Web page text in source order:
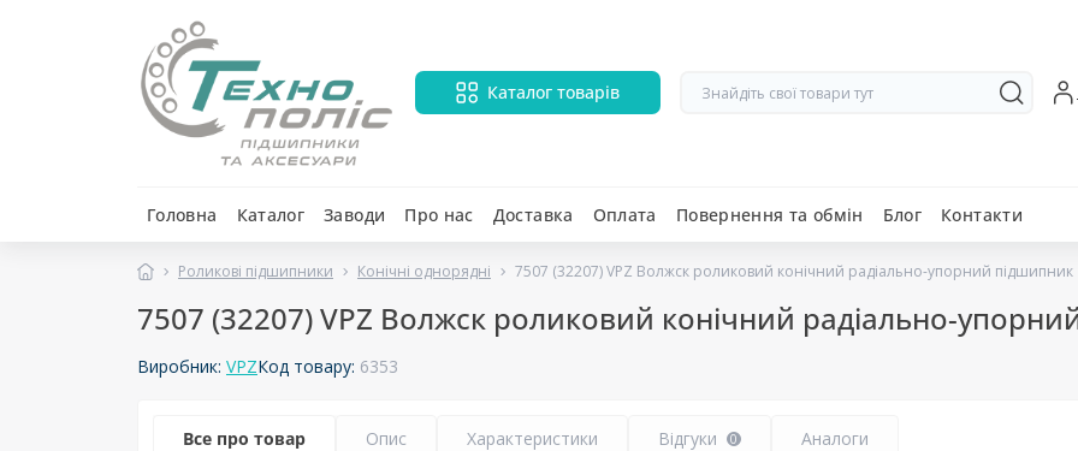
Каталог товарів
Головна Каталог Заводи Про нас Доставка Оплата Повернення та обмін Блог Контакти
Роликові підшипники Конічні однорядні 7507 (32207) VPZ Волжск роликовий конічний радіально-упорний підшипник
7507 (32207) VPZ Волжск роликовий конічний радіально-
Виробник: VPZКод товару: 6353
Все про товар Опис Характеристики Відгуки 0 Аналоги